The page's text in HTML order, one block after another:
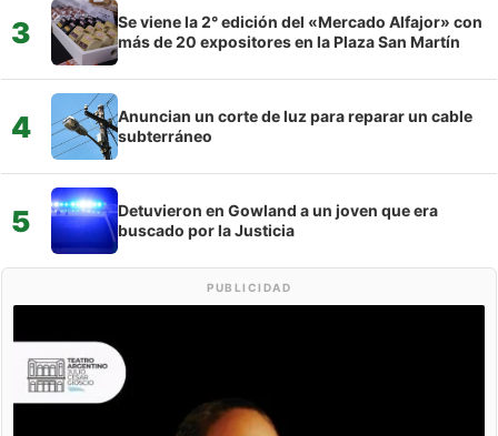
3
Se viene la 2° edición del «Mercado Alfajor» con
más de 20 expositores en la Plaza San Martín
4
Anuncian un corte de luz para reparar un cable
subterráneo
5
Detuvieron en Gowland a un joven que era
buscado por la Justicia
PUBLICIDAD